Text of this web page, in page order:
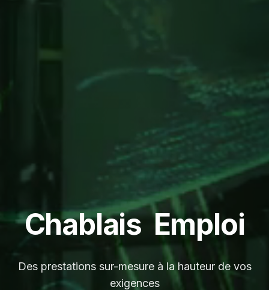
Chablais Emploi
Des prestations sur-mesure à la hauteur de vos
exigences